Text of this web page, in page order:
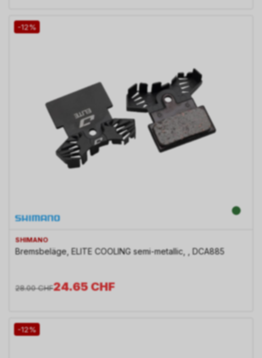
-12%
SHIMANO
Bremsbeläge, ELITE COOLING semi-metallic, , DCA885
24.65CHF
28.00 CHF
-12%